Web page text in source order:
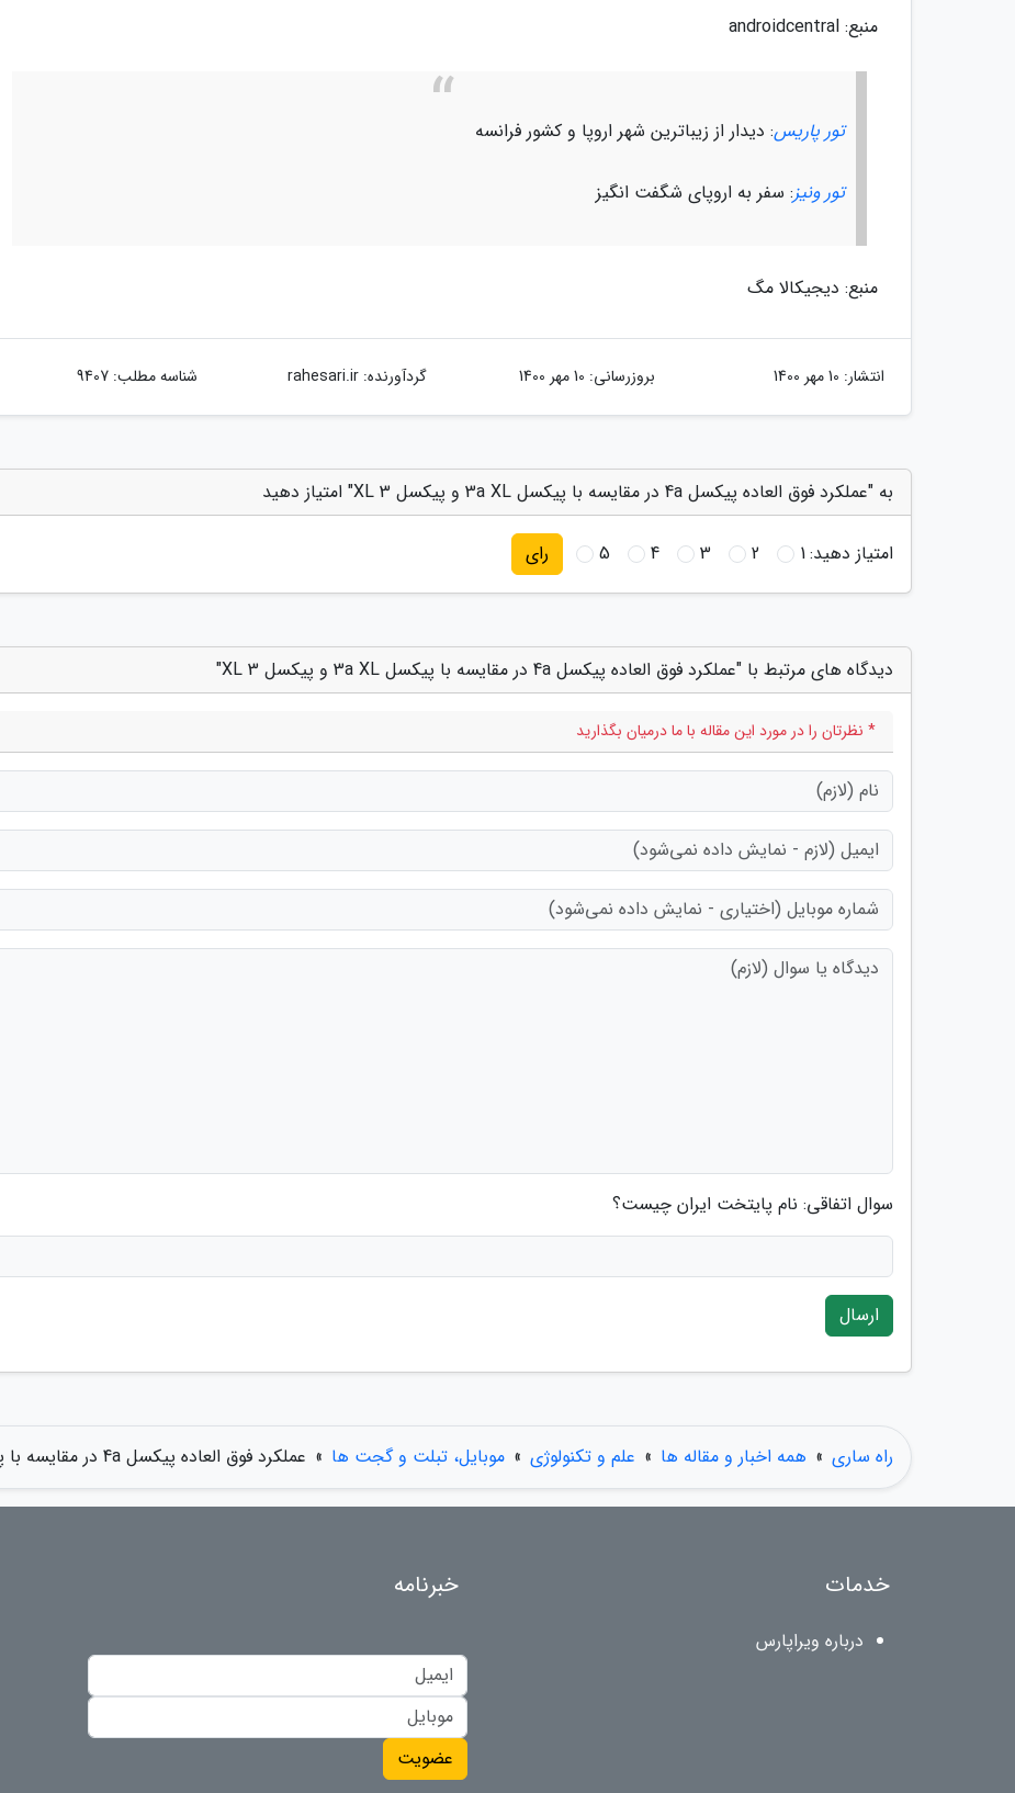
منبع: androidcentral
تور پاریس: دیدار از زیباترین شهر اروپا و کشور فرانسه
تور ونیز: سفر به اروپای شگفت انگیز
منبع: دیجیکالا مگ
انتشار: 10 مهر 1400 بروزرسانی: 10 مهر 1400 گردآورنده:rahesari.ir شناسه مطلب: 9407
به "عملکرد فوق العاده پیکسل 4a در مقایسه با پیکسل 3a XL و پیکسل 3 XL" امتیاز دهید
امتیاز دهید:1
2
3
4
5 رای
دیدگاه های مرتبط با "عملکرد فوق العاده پیکسل 4a در مقایسه با پیکسل 3a XL و پیکسل 3 XL"
* نظرتان را در مورد این مقاله با ما درمیان بگذارید
سوال اتفاقی: نام پایتخت ایران چیست؟
ارسال
راه ساری » همه اخبار و مقاله ها » علم و تکنولوژی » موبایل، تبلت و گجت ها » عملکرد فوق العاده پیکسل 4a در مقایسه با پیکسل 3a XL و پیکسل 3 XL
خدمات
درباره ویراپارس
خبرنامه
عضویت